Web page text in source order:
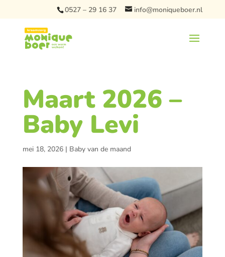
0527 – 29 16 37 info@moniqueboer.nl
Maart 2026 –
Baby Levi
mei 18, 2026| Baby van de maand